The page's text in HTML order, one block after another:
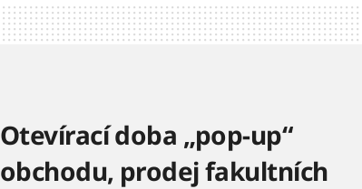
Otevírací doba „pop-up“
obchodu, prodej fakultních